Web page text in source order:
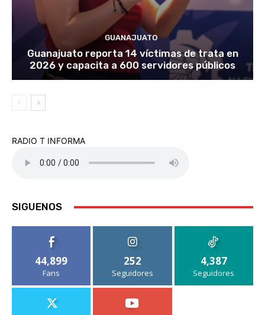
GUANAJUATO
Guanajuato reporta 14 víctimas de trata en
2026 y capacita a 600 servidores públicos
RADIO T INFORMA
SIGUENOS
44,899
Fans
252
Seguidores
4,387
Seguidores